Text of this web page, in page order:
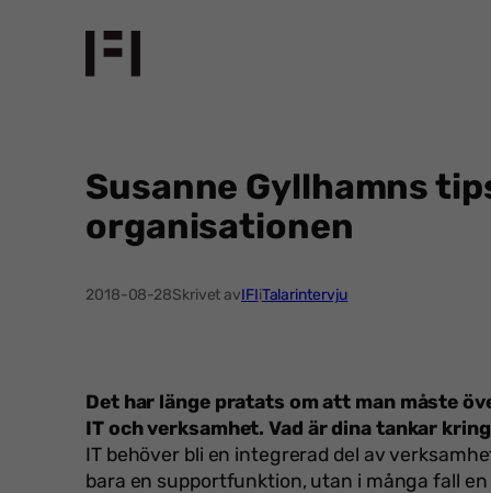
Susanne Gyllhamns
organisationen
2018-08-28Skrivet avIFIiTalarintervju
Det har länge pratats om att man måste
IT och verksamhet. Vad är dina tankar
IT behöver bli en integrerad del av
bara en supportfunktion, utan i många fall